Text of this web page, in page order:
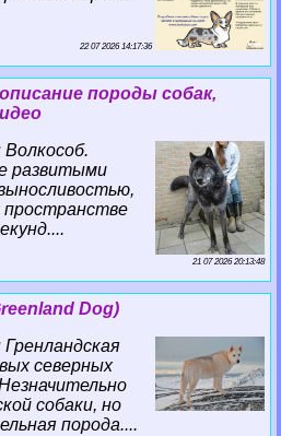
22 07 2026 14:17:36
породы собак,
развитыми
прострaнcтве
21 07 2026 20:13:48
Dog)
северных
собаки, но
порода....